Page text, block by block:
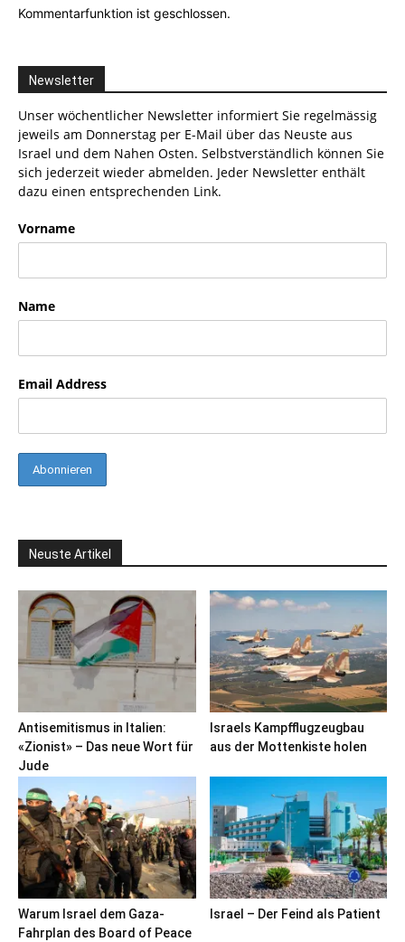
Kommentarfunktion ist geschlossen.
Newsletter
Unser wöchentlicher Newsletter informiert Sie regelmässig
jeweils am Donnerstag per E-Mail über das Neuste aus
Israel und dem Nahen Osten. Selbstverständlich können Sie
sich jederzeit wieder abmelden. Jeder Newsletter enthält
dazu einen entsprechenden Link.
Vorname
Name
Email Address
Neuste Artikel
Antisemitismus in Italien:
«Zionist» – Das neue Wort für
Jude
Israels Kampfflugzeugbau
aus der Mottenkiste holen
Warum Israel dem Gaza-
Fahrplan des Board of Peace
Israel – Der Feind als Patient